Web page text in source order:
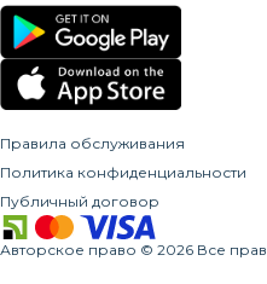
Правила обслуживания
Политика конфиденциальности
Публичный договор
Авторское право © 2026 Все